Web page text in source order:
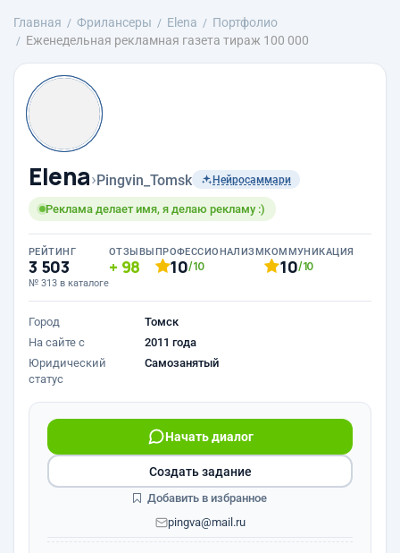
Главная Фрилансеры Elena
Портфолио
Еженедельная рекламная газета тираж 100 000
Elena›Pingvin_Tomsk Нейросаммари
Реклама делает имя, я делаю рекламу :)
РЕЙТИНГ
3 503
№ 313 в каталоге
ОТЗЫВЫ
98
ПРОФЕССИОНАЛИЗМ
10/10
КОММУНИКАЦИЯ
10/10
Город
Томск
На сайте с
2011 года
Юридический
статус
Самозанятый
Начать диалог
pingva@mail.ru
Создать задание
Добавить в избранное